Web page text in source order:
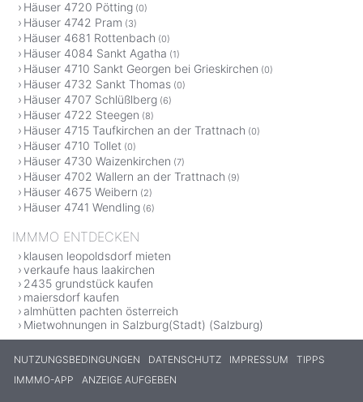
Häuser 4720 Pötting (0)
Häuser 4742 Pram (3)
Häuser 4681 Rottenbach (0)
Häuser 4084 Sankt Agatha (1)
Häuser 4710 Sankt Georgen bei Grieskirchen (0)
Häuser 4732 Sankt Thomas (0)
Häuser 4707 Schlüßlberg (6)
Häuser 4722 Steegen (8)
Häuser 4715 Taufkirchen an der Trattnach (0)
Häuser 4710 Tollet (0)
Häuser 4730 Waizenkirchen (7)
Häuser 4702 Wallern an der Trattnach (9)
Häuser 4675 Weibern (2)
Häuser 4741 Wendling (6)
IMMMO ENTDECKEN
klausen leopoldsdorf mieten
verkaufe haus laakirchen
2435 grundstück kaufen
maiersdorf kaufen
almhütten pachten österreich
Mietwohnungen in Salzburg(Stadt) (Salzburg)
NUTZUNGSBEDINGUNGEN DATENSCHUTZ IMPRESSUM
TIPPS
IMMMO-APP
ANZEIGE AUFGEBEN